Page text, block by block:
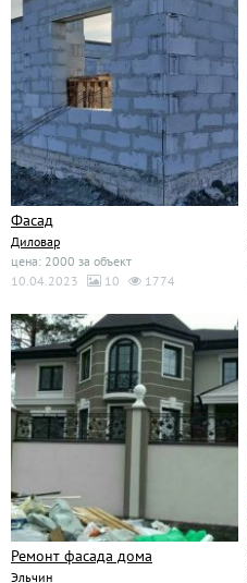
Фасад
Диловар
цена: 2000 за объект
10.04.2023
10 1774
Ремонт фасада дома
Эльчин